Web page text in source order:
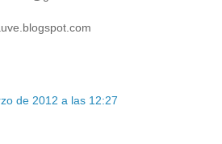
de 2012 a las 12:27